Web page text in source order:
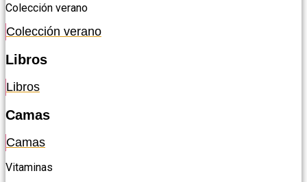
Colección verano
Colección verano
Libros
Libros
Camas
Camas
Vitaminas